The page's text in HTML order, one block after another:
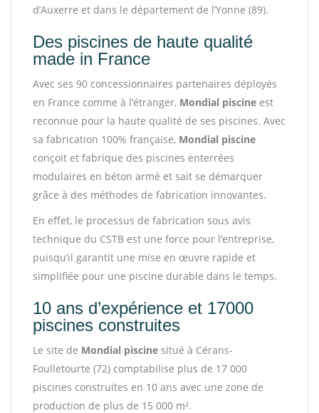
d’Auxerre et dans le département de l’Yonne (89).
Des piscines de haute qualité
made in France
Avec ses 90 concessionnaires partenaires déployés
en France comme à l’étranger, Mondial piscine est
reconnue pour la haute qualité de ses piscines. Avec
sa fabrication 100% française, Mondial piscine
conçoit et fabrique des piscines enterrées
modulaires en béton armé et sait se démarquer
grâce à des méthodes de fabrication innovantes.
En effet, le processus de fabrication sous avis
technique du CSTB est une force pour l’entreprise,
puisqu’il garantit une mise en œuvre rapide et
simplifiée pour une piscine durable dans le temps.
10 ans d’expérience et 17000
piscines construites
Le site de Mondial piscine situé à Cérans-
Foulletourte (72) comptabilise plus de 17 000
piscines construites en 10 ans avec une zone de
production de plus de 15 000 m².